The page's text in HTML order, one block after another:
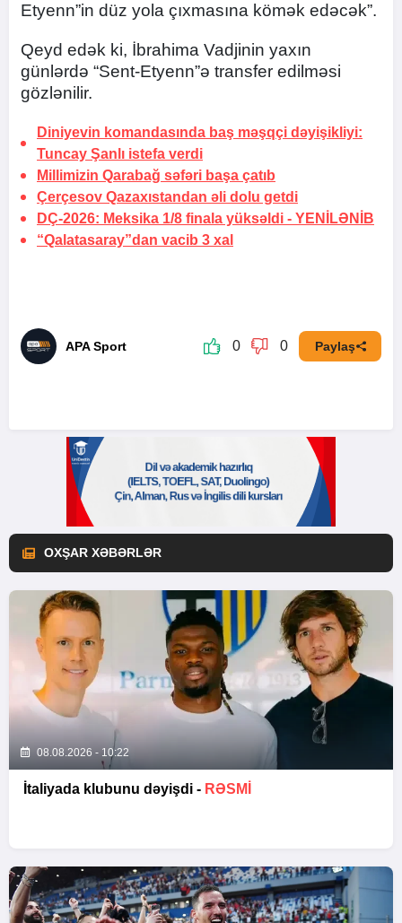
Etyenn”in düz yola çıxmasına kömək edəcək”.
Qeyd edək ki, İbrahima Vadjinin yaxın
günlərdə “Sent-Etyenn”ə transfer edilməsi
gözlənilir.
Diniyevin komandasında baş məşqçi dəyişikliyi:
Tuncay Şanlı istefa verdi
Millimizin Qarabağ səfəri başa çatıb
Çerçesov Qazaxıstandan əli dolu getdi
DÇ-2026: Meksika 1/8 finala yüksəldi - YENİLƏNİB
“Qalatasaray”dan vacib 3 xal
APA Sport 0 0 Paylaş
OXŞAR XƏBƏRLƏR
08.08.2026 - 10:22
İtaliyada klubunu dəyişdi - RƏSMİ